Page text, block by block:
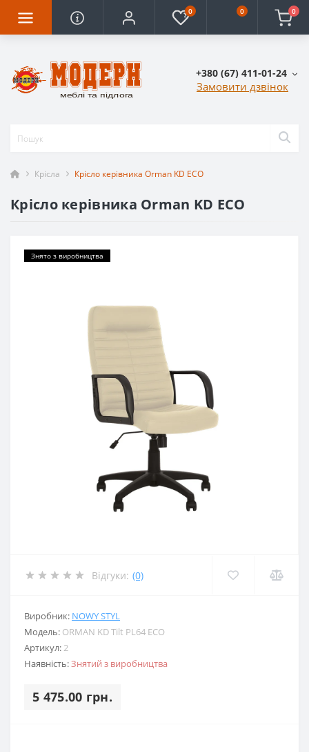
0 0 0
+380 (67) 411-01-24
Замовити дзвінок
Крісла Крісло керівника Orman KD ECO
Крісло керівника Orman KD ECO
Знято з виробництва
Відгуки: (0)
Виробник: NOWY STYL
Модель: ORMAN KD Tilt PL64 ECO
Артикул:2
Наявність:Знятий з виробництва
5 475.00 грн.